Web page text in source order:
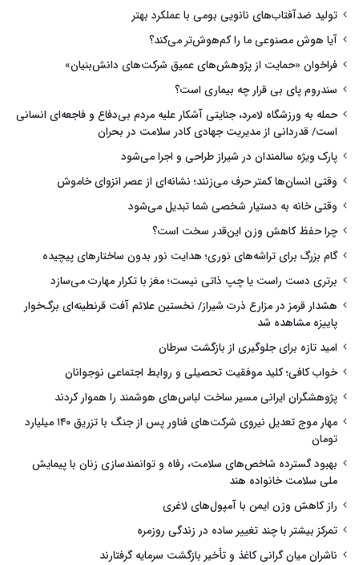
تولید ضدآفتاب‌های نانویی بومی با عملکرد بهتر
آیا هوش مصنوعی ما را کم‌هوش‌تر می‌کند؟
فراخوان «حمایت از پژوهش‌های عمیق شرکت‌های دانش‌بنیان»
سندروم پای بی قرار چه بیماری است؟
حمله به ورزشگاه لامرد، جنایتی آشکار علیه مردم بی‌دفاع و فاجعه‌ای انسانی
است/ قدردانی از مدیریت جهادی کادر سلامت در بحران
پارک ویژه سالمندان در شیراز طراحی و اجرا می‌شود
وقتی انسان‌ها کمتر حرف می‌زنند؛ نشانه‌ای از عصر انزوای خاموش
وقتی خانه به دستیار شخصی شما تبدیل می‌شود
چرا حفظ کاهش وزن این‌قدر سخت است؟
گام بزرگ برای تراشه‌های نوری؛ هدایت نور بدون ساختارهای پیچیده
برتری دست راست یا چپ ذاتی نیست؛ مغز با تکرار مهارت می‌سازد
هشدار قرمز در مزارع ذرت شیراز/ نخستین علائم آفت قرنطینه‌ای برگ‌خوار
پاییزه مشاهده شد
امید تازه برای جلوگیری از بازگشت سرطان
خواب کافی؛ کلید موفقیت تحصیلی و روابط اجتماعی نوجوانان
پژوهشگران ایرانی مسیر ساخت لباس‌های هوشمند را هموار کردند
مهار موج تعدیل نیروی شرکت‌های فناور پس از جنگ با تزریق ۱۴۰ میلیارد
تومان
بهبود گسترده شاخص‌های سلامت، رفاه و توانمندسازی زنان با پیمایش
ملی سلامت خانواده هند
راز کاهش وزن ایمن با آمپول‌های لاغری
تمرکز بیشتر با چند تغییر ساده در زندگی روزمره
ناشران میان گرانی کاغذ و تأخیر بازگشت سرمایه گرفتارند